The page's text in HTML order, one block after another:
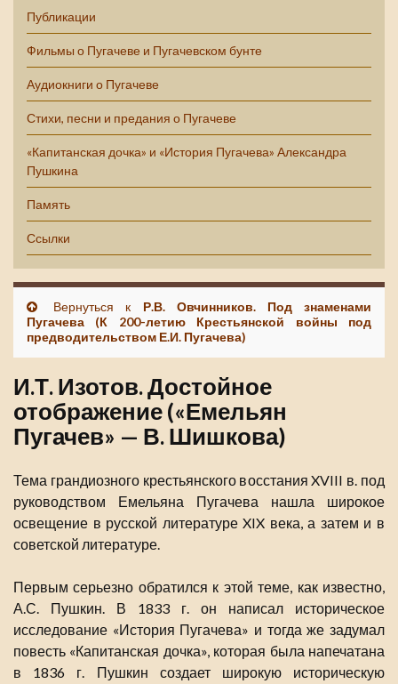
Публикации
Фильмы о Пугачеве и Пугачевском бунте
Аудиокниги о Пугачеве
Стихи, песни и предания о Пугачеве
«Капитанская дочка» и «История Пугачева» Александра
Пушкина
Память
Ссылки
Вернуться к Р.В. Овчинников. Под знаменами
Пугачева (К 200-летию Крестьянской войны под
предводительством Е.И. Пугачева)
И.Т. Изотов. Достойное
отображение («Емельян
Пугачев» — В. Шишкова)
Тема грандиозного крестьянского восстания XVIII в. под
руководством Емельяна Пугачева нашла широкое
освещение в русской литературе XIX века, а затем и в
советской литературе.
Первым серьезно обратился к этой теме, как известно,
А.С. Пушкин. В 1833 г. он написал историческое
исследование «История Пугачева» и тогда же задумал
повесть «Капитанская дочка», которая была напечатана
в 1836 г. Пушкин создает широкую историческую